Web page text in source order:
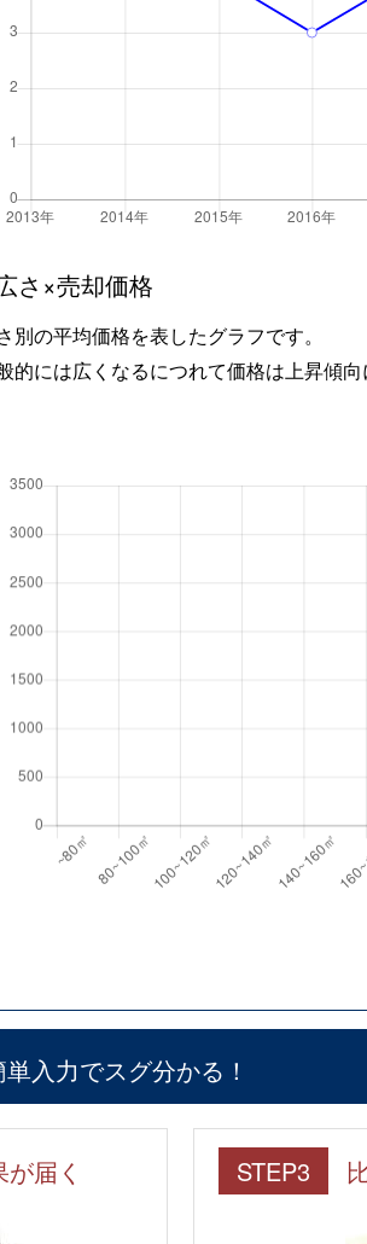
さ×売却価格
別の平均価格を表したグラフです。
的には広くなるにつれて価格は上昇傾向
入力でスグ分かる！
届く STEP3